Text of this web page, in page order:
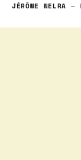
JÉRÔME NELRA —